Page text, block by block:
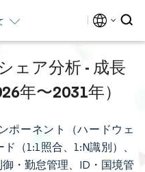
ェア分析 - 成長
年〜2031年）
ポーネント（ハードウェ
（1:1照合、1:N識別）、
・勤怠管理、ID・国境管